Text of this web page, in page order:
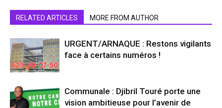
RELATED ARTICLES MORE FROM AUTHOR
URGENT/ARNAQUE : Restons vigilants
face à certains numéros !
Communale : Djibril Touré porte une
vision ambitieuse pour l’avenir de